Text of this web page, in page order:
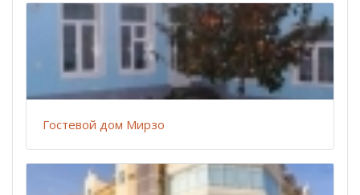
Гостевой дом Мирзо